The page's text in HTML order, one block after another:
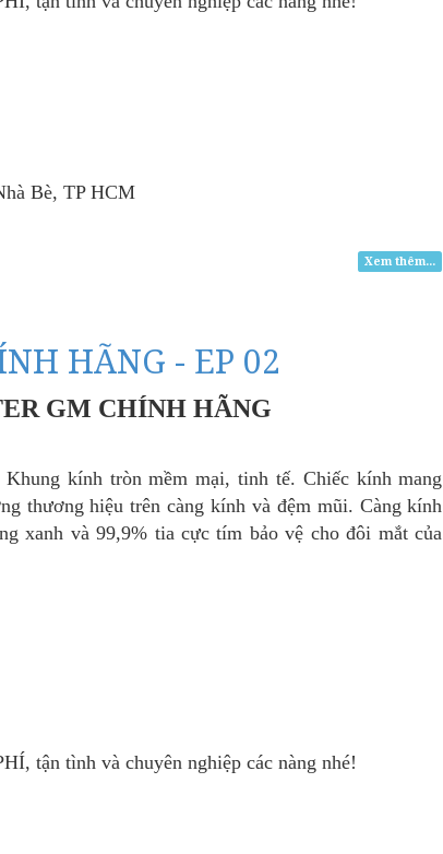
Bè, TP HCM
Xem thêm...
HÃNG - EP 02
GM CHÍNH HÃNG
Khung kính tròn mềm mại, tinh tế. Chiếc kính mang
thương hiệu trên càng kính và đệm mũi. Càng kính
xanh và 99,9% tia cực tím bảo vệ cho đôi mắt của
tận tình và chuyên nghiệp các nàng nhé!